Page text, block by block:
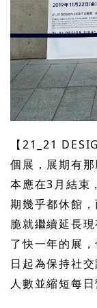
【21_21
個展，展期有
本應在3月結束
期幾乎都休館
脆就繼續延長
了快一年的展
日起為保持社
人數並縮短每日